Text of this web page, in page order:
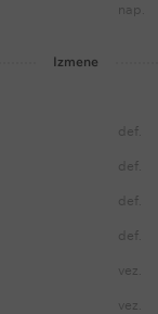
nap.
Izmene
def.
def.
def.
def.
vez.
vez.